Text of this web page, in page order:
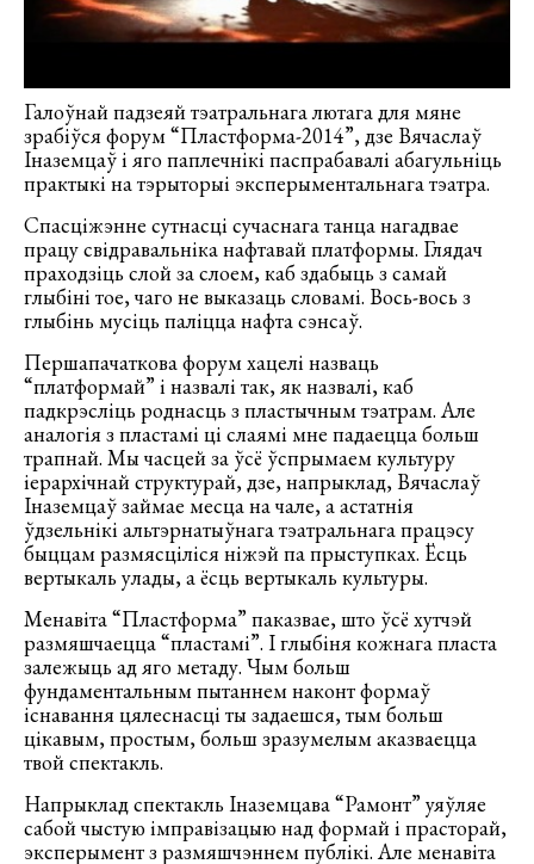
Галоўнай падзеяй тэатральнага лютага для мяне
зрабіўся форум “Пластформа-2014”, дзе Вячаслаў
Іназемцаў і яго паплечнікі паспрабавалі абагульніць
практыкі на тэрыторыі эксперыментальнага тэатра.
Спасціжэнне сутнасці сучаснага танца нагадвае
працу свідравальніка нафтавай платформы. Глядач
праходзіць слой за слоем, каб здабыць з самай
глыбіні тое, чаго не выказаць словамі. Вось-вось з
глыбінь мусіць паліцца нафта сэнсаў.
Першапачаткова форум хацелі назваць
“платформай” і назвалі так, як назвалі, каб
падкрэсліць роднасць з пластычным тэатрам. Але
аналогія з пластамі ці слаямі мне падаецца больш
трапнай. Мы часцей за ўсё ўспрымаем культуру
іерархічнай структурай, дзе, напрыклад, Вячаслаў
Іназемцаў займае месца на чале, а астатнія
ўдзельнікі альтэрнатыўнага тэатральнага працэсу
быццам размясціліся ніжэй па прыступках. Ёсць
вертыкаль улады, а ёсць вертыкаль культуры.
Менавіта “Пластформа” паказвае, што ўсё хутчэй
размяшчаецца “пластамі”. І глыбіня кожнага пласта
залежыць ад яго метаду. Чым больш
фундаментальным пытаннем наконт формаў
існавання цялеснасці ты задаешся, тым больш
цікавым, простым, больш зразумелым аказваецца
твой спектакль.
Напрыклад спектакль Іназемцава “Рамонт” уяўляе
сабой чыстую імправізацыю над формай і прасторай,
эксперымент з размяшчэннем публікі. Але менавіта